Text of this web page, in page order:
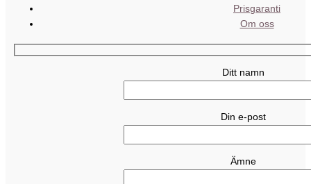
Prisgaranti
Om oss
Ditt namn
Din e-post
Ämne